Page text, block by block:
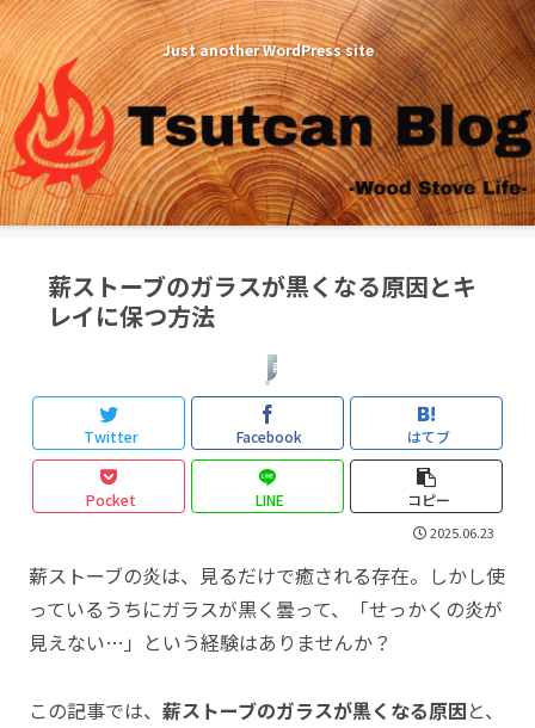
Just another WordPress site
薪ストーブのガラスが黒くなる原因とキ
レイに保つ方法
薪ストーブ
Twitter Facebook はてブ
Pocket LINE コピー
2025.06.23
薪ストーブの炎は、見るだけで癒される存在。しかし使
っているうちにガラスが黒く曇って、「せっかくの炎が
見えない…」という経験はありませんか？
この記事では、 薪ストーブのガラスが黒くなる原因と、